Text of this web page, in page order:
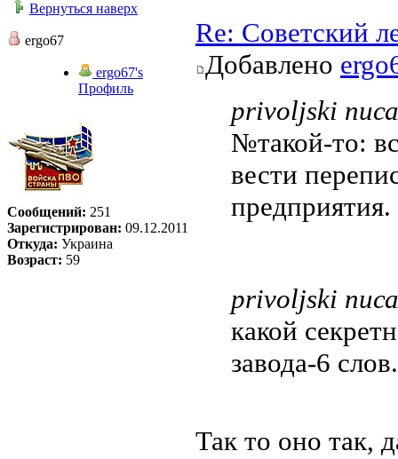
Вернуться наверх
ergo67
ergo67's
Профиль
Сообщений: 251
Зарегистрирован: 09.12.2011
Откуда: Украина
Возраст: 59
Re: Советский
Добавлено
privoljski
№такой-то:
вести
предприятия.
privoljski
какой
завода-6 слов.
Так то оно так,